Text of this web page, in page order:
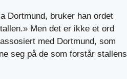
Dortmund, bruker han ordet
Men det er ikke et ord
med Dortmund, som
seg på de som forstår stallens